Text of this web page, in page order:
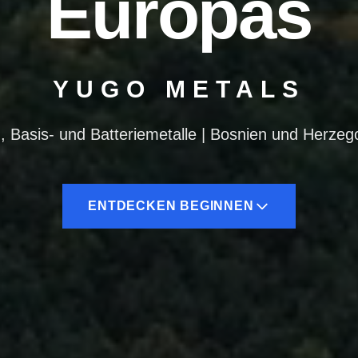
YUGO METALS
Exploration|Bosnien und
ENTDECKEN BEGINNEN